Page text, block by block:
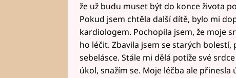
že už budu muset být do konce života
Pokud jsem chtěla další dítě, bylo mi
kardiologem. Pochopila jsem, že moje
ho léčit. Zbavila jsem se starých
sebelásce. Stále mi dělá potíže své
úkol, snažím se. Moje léčba ale